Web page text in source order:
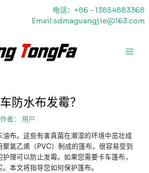
电话：+86 - 13854883368
Email:sdmaguangjie@163.com
防水布发霉？
者：
用户
油布。这些有害真菌在潮湿的环境中茁壮成
氯乙烯（PVC）制成的篷布，很容易受到
理可以防止发霉。如果您需要卡车篷布，
本文将指导您如何保护篷布。